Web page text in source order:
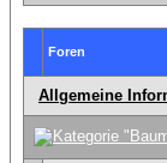
Foren
Allgemeine